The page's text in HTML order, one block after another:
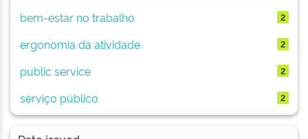
bem-estar no trabalho
2
ergonomia da atividade 2
public service 2
serviço público 2